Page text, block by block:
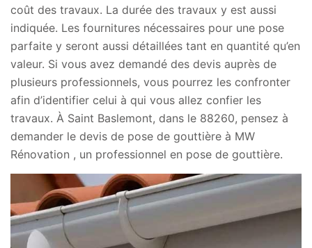
coût des travaux. La durée des travaux y est aussi
indiquée. Les fournitures nécessaires pour une pose
parfaite y seront aussi détaillées tant en quantité qu’en
valeur. Si vous avez demandé des devis auprès de
plusieurs professionnels, vous pourrez les confronter
afin d’identifier celui à qui vous allez confier les
travaux. À Saint Baslemont, dans le 88260, pensez à
demander le devis de pose de gouttière à MW
Rénovation , un professionnel en pose de gouttière.